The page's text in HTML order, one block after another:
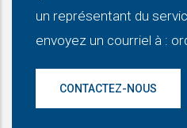
un représentant du
envoyez un courriel à :
CONTACTEZ-NOUS